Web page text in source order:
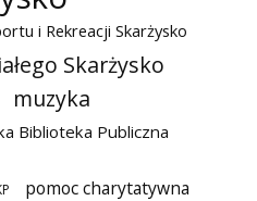
i Rekreacji Skarżysko
Skarżysko
muzyka
Biblioteka Publiczna
pomoc charytatywna